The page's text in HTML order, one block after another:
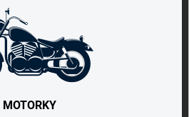
MOTORKY